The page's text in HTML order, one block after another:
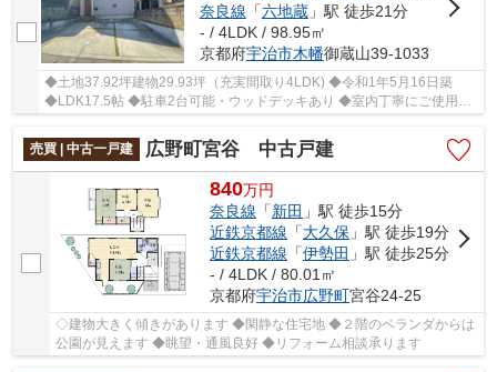
奈良線 「六地蔵」駅 徒歩21分
- / 4LDK / 98.95㎡
京都府宇治市木幡御蔵山39-1033
◆土地37.92坪建物29.93坪（充実間取り4LDK) ◆令和1年5月16日築
◆LDK17.5帖 ◆駐車2台可能・ウッドデッキあり ◆室内丁寧にご使用で
す・美宅です ぜひお気軽にご内覧くださいませ!!
売買 | 中古一戸建
広野町宮谷 中古戸建
840万円
奈良線 「新田 」駅 徒歩15分
近鉄京都線 「大久保 」駅 徒歩19分
近鉄京都線 「伊勢田 」駅 徒歩25分
- / 4LDK / 80.01㎡
京都府宇治市広野町宮谷24-25
◇建物大きく傾きがあります ◆閑静な住宅地 ◆２階のベランダからは
公園が見えます ◆眺望・通風良好 ◆リフォーム相談承ります